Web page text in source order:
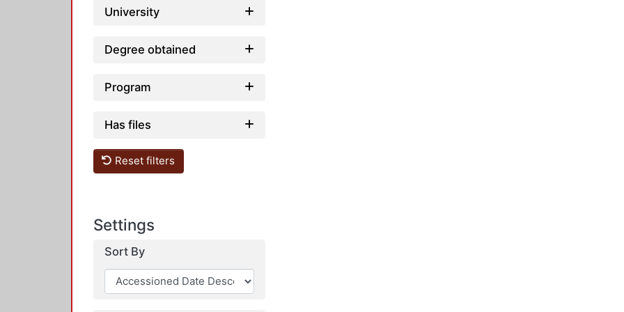
University
Degree obtained
Program
Has files
Reset filters
Settings
Sort By